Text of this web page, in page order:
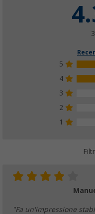
5
4
3
2
1
"Fa un'impressione